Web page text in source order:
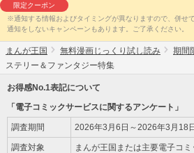
限定クーポン
※通知する情報およびタイミングが異なりますので、併せ
通知をしないキャンペーンもあります。ご了承ください。
まんが王国 無料漫画じっくり試し読み 期間
ステリー＆ファンタジー特集
お得感No.1表記について
「電子コミックサービスに関するアンケート」
調査期間 2026年3月6日～2026年3月18
調査対象
まんが王国または主要電子コ